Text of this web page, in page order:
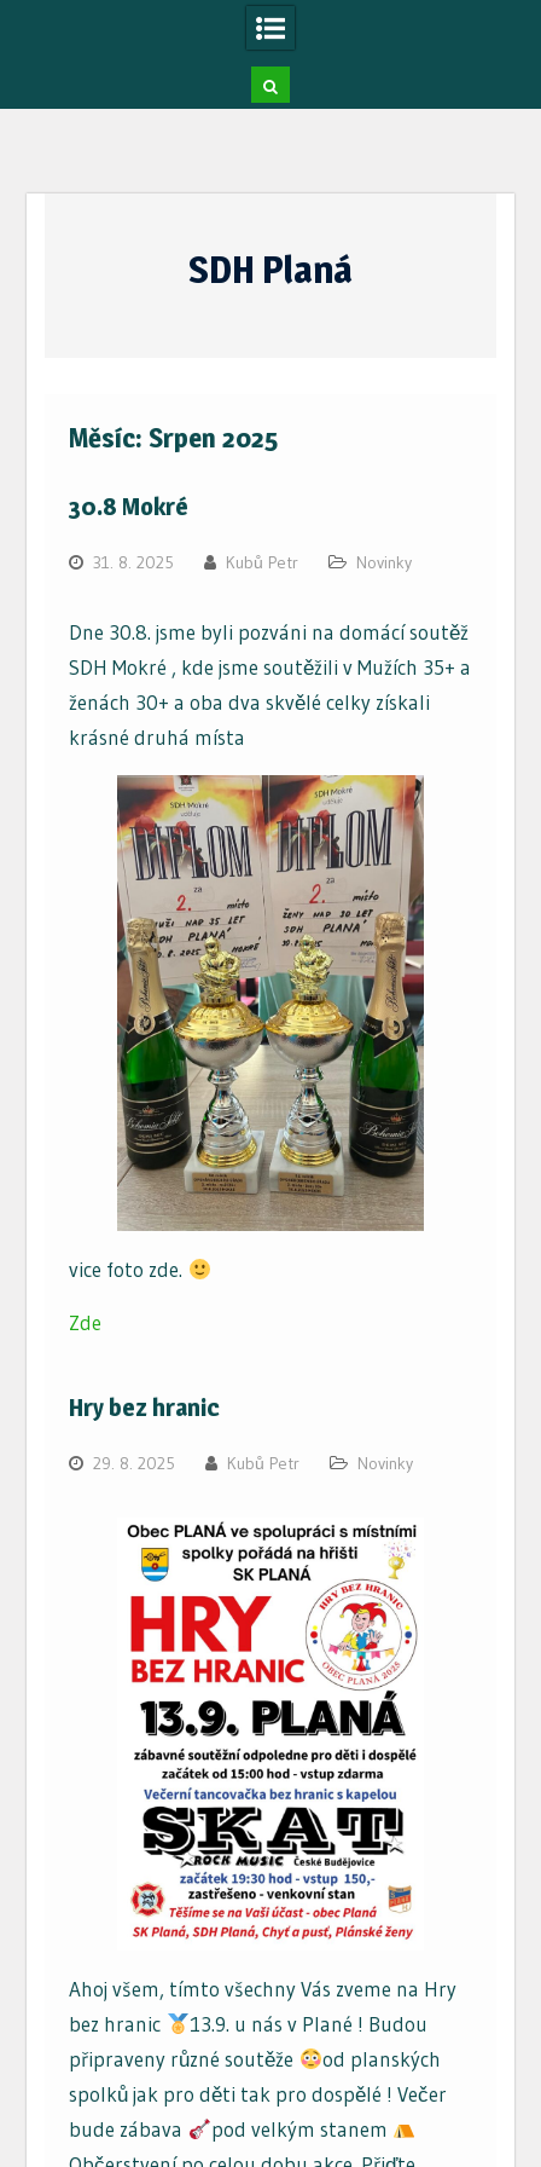
SDH Planá
Měsíc: Srpen 2025
30.8 Mokré
31. 8. 2025 Kubů Petr Novinky
Dne 30.8. jsme byli pozváni na domácí soutěž
SDH Mokré , kde jsme soutěžili v Mužích 35+ a
ženách 30+ a oba dva skvělé celky získali
krásné druhá místa
vice foto zde.
Zde
Hry bez hranic
29. 8. 2025 Kubů Petr Novinky
Ahoj všem, tímto všechny Vás zveme na Hry
bez hranic
13.9. u nás v Plané ! Budou
připraveny různé soutěže
od planských
spolků jak pro děti tak pro dospělé ! Večer
bude zábava
pod velkým stanem